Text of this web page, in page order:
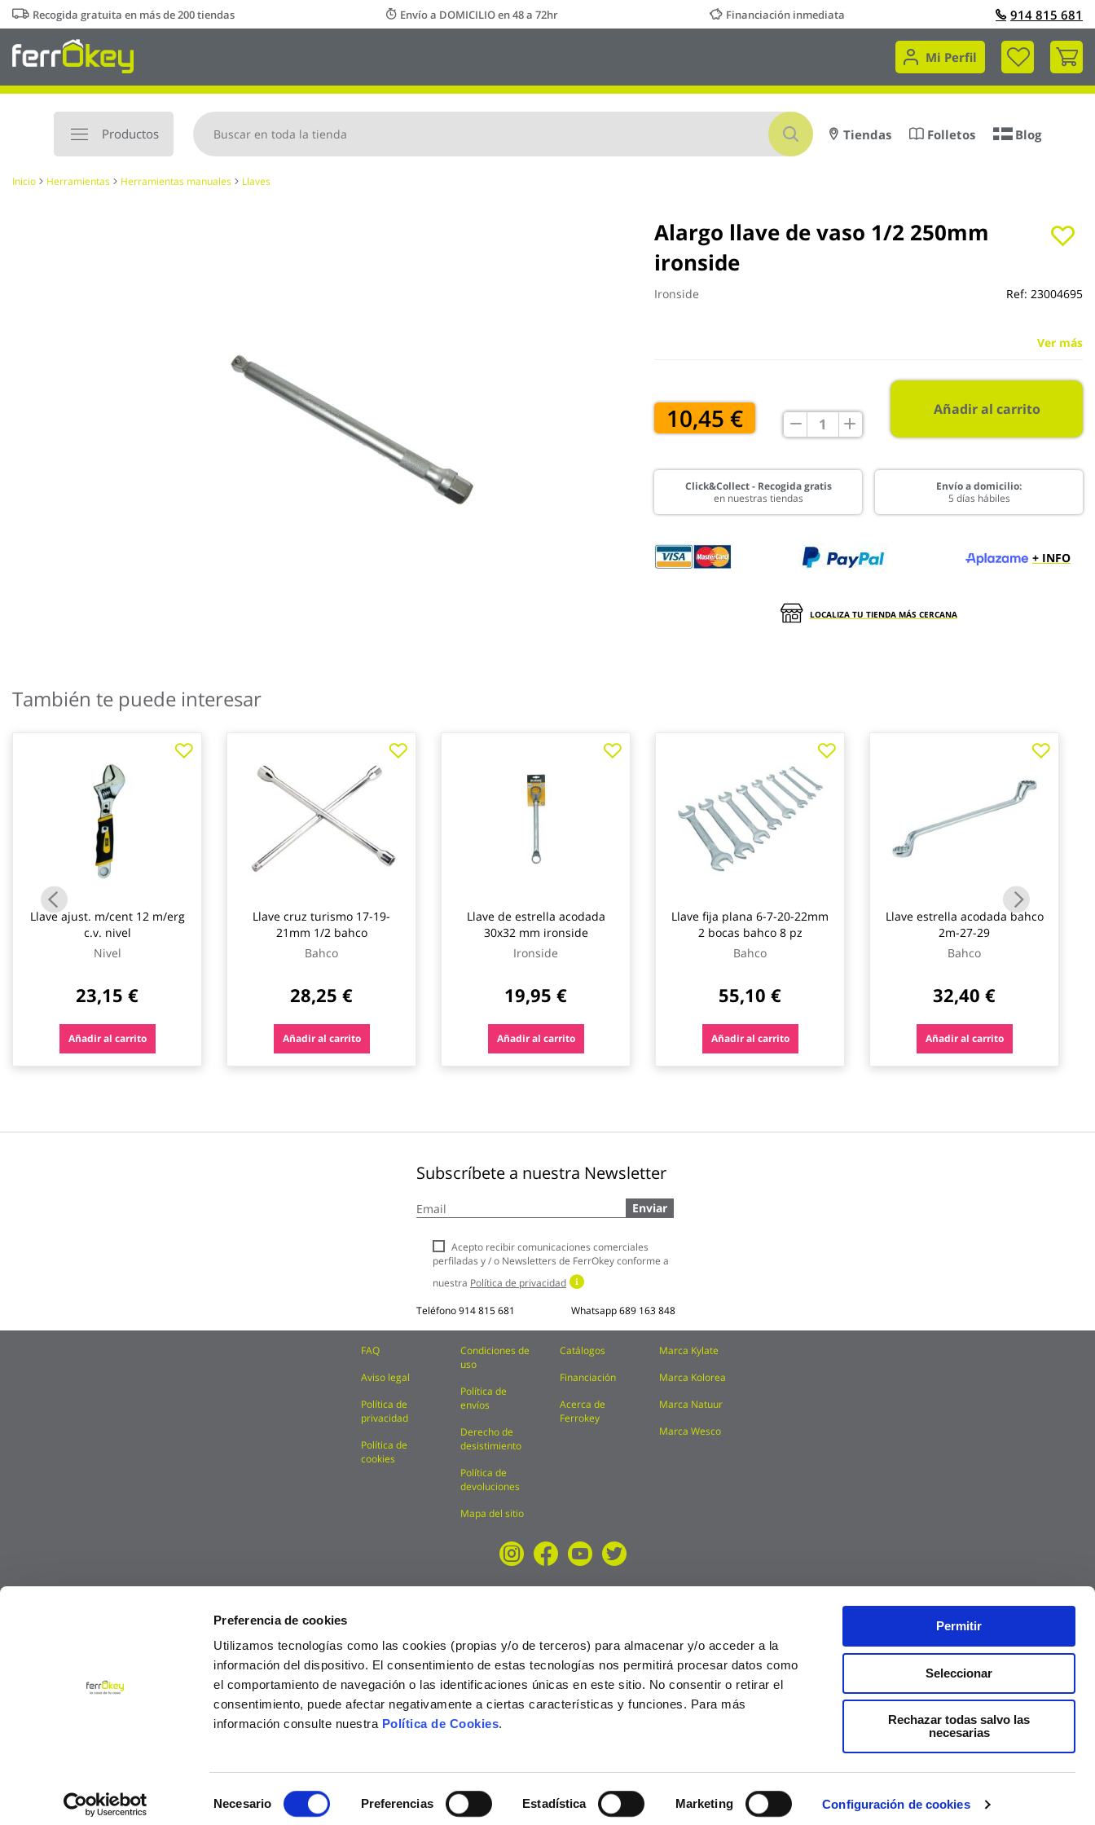
Preferencia de cookies
Utilizamos tecnologías como las cookies (propias y/o de terceros) para almacenar y/o acceder a la
información del dispositivo. El consentimiento de estas tecnologías nos permitirá procesar datos como
el comportamiento de navegación o las identificaciones únicas en este sitio. No consentir o retirar el
consentimiento, puede afectar negativamente a ciertas características y funciones. Para más
información consulte nuestra Política de Cookies.
Necesario Preferencias Estadística Marketing Configuración de cookies
Permitir
Seleccionar
Rechazar todas salvo las
necesarias
Ir
al
contenido
Recogida gratuita en más de 200 tiendas Envío a DOMICILIO en 48 a 72hr Financiación inmediata 914 815 681
Mi Perfil
Mi
Productos
Buscar
Tiendas Folletos Blog
Inicio Herramientas Herramientas manuales Llaves
Alargo llave de vaso 1/2 250mm
ironside
Ironside Ref: 23004695
Ver más
10,45 € Añadir al carrito
Click&Collect - Recogida gratis
en nuestras tiendas
Envío a domicilio:
5 días hábiles
+ INFO
LOCALIZA TU TIENDA MÁS CERCANA
comienzo
de
También te puede interesar
Llave ajust. m/cent 12 m/erg
c.v. nivel
Nivel
23,15 €
Añadir al carrito
Llave cruz turismo 17-19-
21mm 1/2 bahco
Bahco
28,25 €
Añadir al carrito
Llave de estrella acodada
30x32 mm ironside
Ironside
19,95 €
Añadir al carrito
Llave fija plana 6-7-20-22mm
2 bocas bahco 8 pz
Bahco
55,10 €
Añadir al carrito
Llave estrella acodada bahco
2m-27-29
Bahco
32,40 €
Añadir al carrito
Subscríbete a nuestra Newsletter
a
boletín
noticias:
Enviar
Acepto recibir comunicaciones comerciales
perfiladas y / o Newsletters de FerrOkey conforme a
nuestra Política de privacidad
Teléfono914 815 681 Whatsapp689 163 848
FAQ
Aviso legal
Política de
privacidad
Política de
cookies
Condiciones de
uso
Política de
envíos
Derecho de
desistimiento
Política de
devoluciones
Mapa del sitio
Catálogos
Financiación
Acerca de
Ferrokey
Marca Kylate
Marca Kolorea
Marca Natuur
Marca Wesco
© Ferrokey todos los derechos reservados 2025 Precios válidos solo en la web, no en tienda